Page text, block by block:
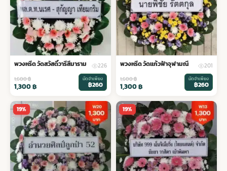
พวงหรีด วัดสวัสดิ์วารีสีมาราม 226
1,600฿
1,300฿
มัดจำเพียง
฿260
พวงหรีด วัดแก้วฟ้าจุฬามณี 201
1,600฿
1,300฿
มัดจำเพียง
฿260
19% 19%